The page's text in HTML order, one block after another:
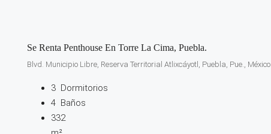
Se Renta Penthouse En Torre La Cima, Puebla.
Blvd. Municipio Libre, Reserva Territorial Atlixcáyotl, Puebla, Pue., México
3 Dormitorios
4 Baños
332